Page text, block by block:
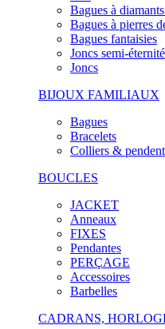
Bagues à
Bagues à pierres
Bagues fantaisies
Joncs semi-
Joncs
BIJOUX FAMILIAUX
Bagues
Bracelets
Colliers &
BOUCLES
JACKET
Anneaux
FIXES
Pendantes
PERÇAGE
Accessoires
Barbelles
CADRANS,